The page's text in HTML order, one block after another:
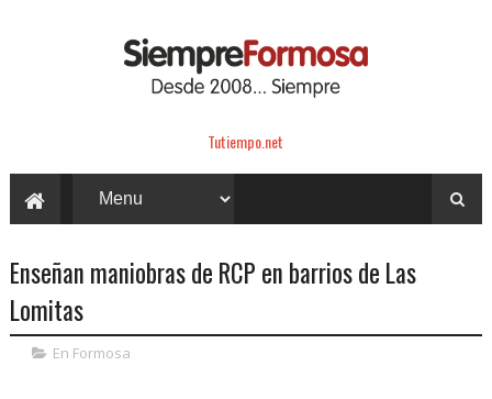
Tutiempo.net
Enseñan maniobras de RCP en barrios de Las
Lomitas
En Formosa